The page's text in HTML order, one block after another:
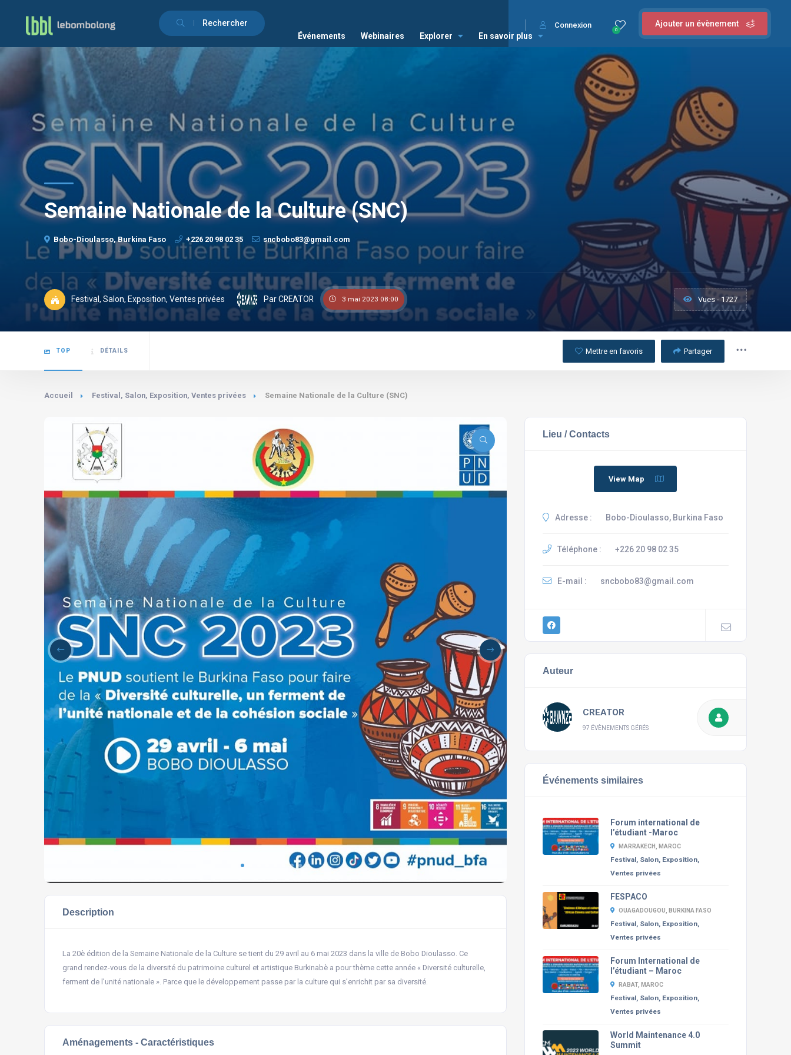
Rechercher Ajouter un évènement
0
Connexion
Événements Webinaires Explorer En savoir plus
Semaine Nationale de la Culture (SNC)
Bobo-Dioulasso, Burkina Faso +226 20 98 02 35 sncbobo83@gmail.com
Festival, Salon, Exposition, Ventes privées Par CREATOR 3 mai 2023 08:00 Vues - 1727
TOP DÉTAILS Mettre en favoris Partager
Accueil Festival, Salon, Exposition, Ventes privées Semaine Nationale de la Culture (SNC)
Description
La 20è édition de la Semaine Nationale de la Culture se tient du 29 avril au 6 mai 2023 dans la ville de Bobo Dioulasso. Ce
grand rendez-vous de la diversité du patrimoine culturel et artistique Burkinabè a pour thème cette année « Diversité culturelle,
ferment de l’unité nationale ». Parce que le développement passe par la culture qui s’enrichit par sa diversité.
Aménagements - Caractéristiques
Lieu / Contacts
View Map
Adresse : Bobo-Dioulasso, Burkina Faso
Téléphone : +226 20 98 02 35
E-mail : sncbobo83@gmail.com
Auteur
CREATOR
97 ÉVÈNEMENTS GÉRÉS
Événements similaires
Forum international de
l’étudiant -Maroc
MARRAKECH, MAROC
Festival, Salon, Exposition,
Ventes privées
FESPACO
OUAGADOUGOU, BURKINA FASO
Festival, Salon, Exposition,
Ventes privées
Forum International de
l’étudiant – Maroc
RABAT, MAROC
Festival, Salon, Exposition,
Ventes privées
World Maintenance 4.0
Summit